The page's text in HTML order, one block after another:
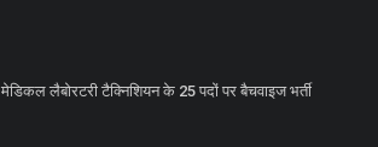
मेडिकल लैबोरटरी टैक्निशियन के 25 पदों पर बैचवाइज भर्ती